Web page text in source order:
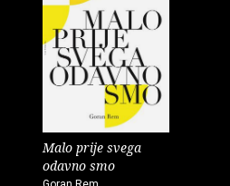
Malo prije svega
odavno smo